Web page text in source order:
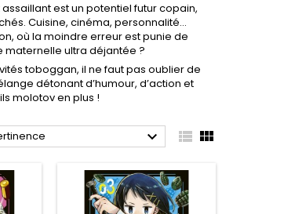
est un potentiel futur copain,
Cuisine, cinéma, personnalité…
où la moindre erreur est punie de
ultra déjantée ?
toboggan, il ne faut pas oublier de
détonant d’humour, d’action et
molotov en plus !
  